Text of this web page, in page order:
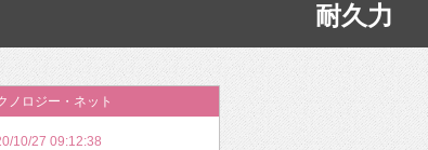
挫折率8割の壁をAIで突破。ジャストシステム、”自分が今話し･･･
年のバレンタインは「自分で作って、想いを渡す」 TE･･･
耐久力
ノロジー・ネット
10/27 09:12:38